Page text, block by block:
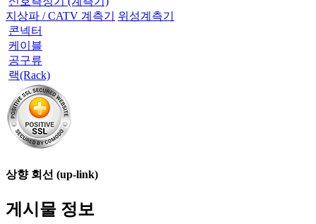
지상파 / CATV 계측기
위성계측기
콘넥터
케이블
공구류
랙(Rack)
상향 회선 (up-link)
게시물 정보